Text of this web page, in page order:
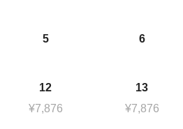
5 6
12
¥7,876
13
¥7,876